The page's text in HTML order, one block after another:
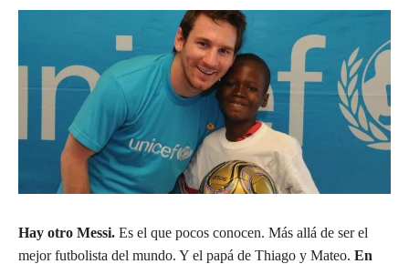
Hay otro Messi. Es el que pocos conocen. Más allá de ser el
mejor futbolista del mundo. Y el papá de Thiago y Mateo. En